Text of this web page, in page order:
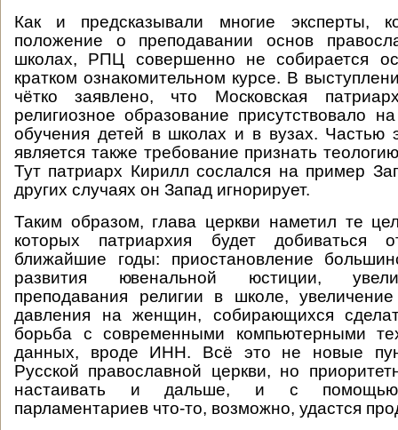
Как и предсказывали многие эксперты,
положение о преподавании основ
школах, РПЦ совершенно не собирается
кратком ознакомительном курсе. В
чётко заявлено, что Московская
религиозное образование присутствовало
обучения детей в школах и в вузах. Частью
является также требование признать
Тут патриарх Кирилл сослался на пример
других случаях он Запад игнорирует.
Таким образом, глава церкви наметил те
которых патриархия будет добиваться
ближайшие годы: приостановление
развития ювенальной юстиции,
преподавания религии в школе, увеличение
давления на женщин, собирающихся
борьба с современными компьютерными
данных, вроде ИНН. Всё это не новые
Русской православной церкви, но
настаивать и дальше, и с помощью
парламентариев что-то, возможно, удастся